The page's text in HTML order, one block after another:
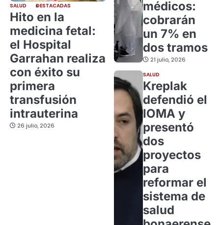
SALUD DESTACADAS
Hito en la
medicina fetal:
el Hospital
Garrahan realiza
con éxito su
primera
transfusión
intrauterina
26 julio, 2026
médicos:
cobrarán
un 7% en
dos tramos
21 julio, 2026
SALUD
Kreplak
defendió el
IOMA y
presentó
dos
proyectos
para
reformar el
sistema de
salud